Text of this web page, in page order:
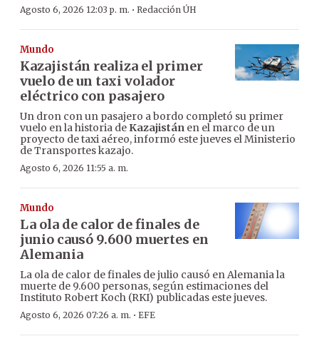
Agosto 6, 2026 12:03 p. m. · Redacción ÚH
Mundo
Kazajistán realiza el primer
vuelo de un taxi volador
eléctrico con pasajero
Un dron con un pasajero a bordo completó su primer
vuelo en la historia de Kazajistán en el marco de un
proyecto de taxi aéreo, informó este jueves el Ministerio
de Transportes kazajo.
Agosto 6, 2026 11:55 a. m.
Mundo
La ola de calor de finales de
junio causó 9.600 muertes en
Alemania
La ola de calor de finales de julio causó en Alemania la
muerte de 9.600 personas, según estimaciones del
Instituto Robert Koch (RKI) publicadas este jueves.
Agosto 6, 2026 07:26 a. m. · EFE